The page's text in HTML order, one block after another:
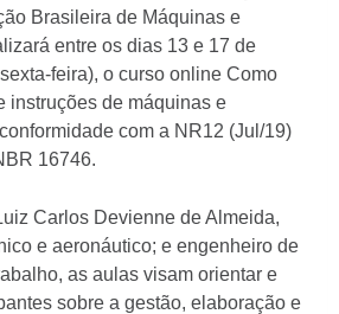
Brasileira de Máquinas e
entre os dias 13 e 17 de
feira), o curso online Como
instruções de máquinas e
com a NR12 (Jul/19)
16746.
Carlos Devienne de Almeida,
e aeronáutico; e engenheiro de
as aulas visam orientar e
sobre a gestão, elaboração e